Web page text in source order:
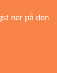
ner på den